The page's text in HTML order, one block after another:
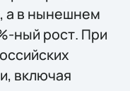
а в нынешнем
ный рост. При
включая